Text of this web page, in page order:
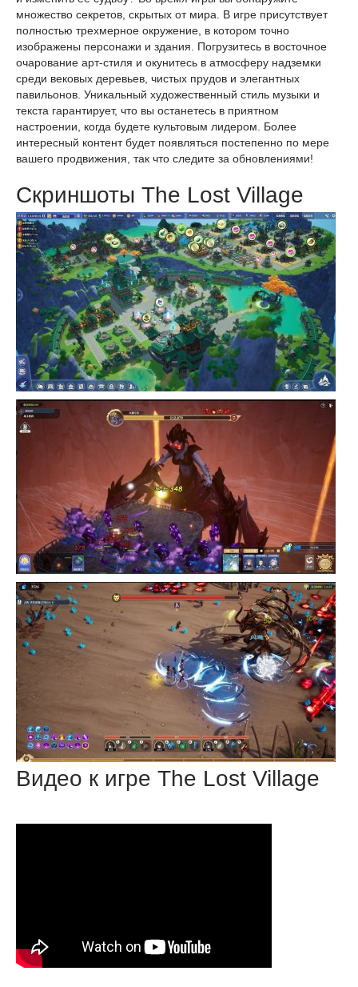
множество секретов, скрытых от мира. В игре присутствует
полностью трехмерное окружение, в котором точно
изображены персонажи и здания. Погрузитесь в восточное
очарование арт-стиля и окунитесь в атмосферу надземки
среди вековых деревьев, чистых прудов и элегантных
павильонов. Уникальный художественный стиль музыки и
текста гарантирует, что вы останетесь в приятном
настроении, когда будете культовым лидером. Более
интересный контент будет появляться постепенно по мере
вашего продвижения, так что следите за обновлениями!
Скриншоты The Lost Village
Видео к игре The Lost Village